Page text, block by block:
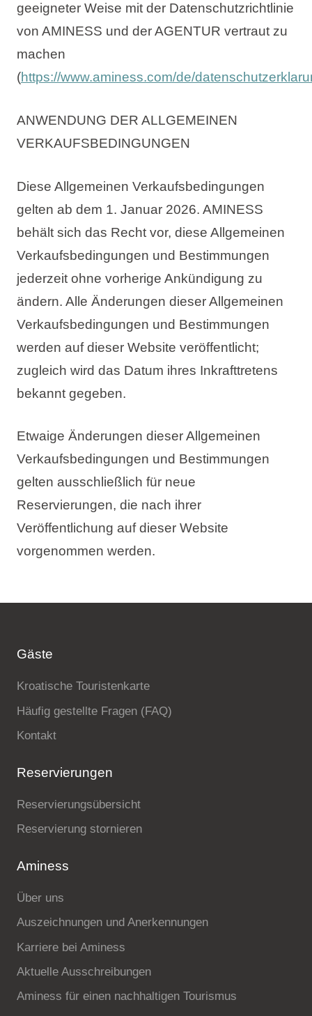
geeigneter Weise mit der Datenschutzrichtlinie
von AMINESS und der AGENTUR vertraut zu
machen
(https://www.aminess.com/de/
ANWENDUNG DER ALLGEMEINEN
VERKAUFSBEDINGUNGEN
Diese Allgemeinen Verkaufsbedingungen
gelten ab dem 1. Januar 2026. AMINESS
behält sich das Recht vor, diese Allgemeinen
Verkaufsbedingungen und Bestimmungen
jederzeit ohne vorherige Ankündigung zu
ändern. Alle Änderungen dieser Allgemeinen
Verkaufsbedingungen und Bestimmungen
werden auf dieser Website veröffentlicht;
zugleich wird das Datum ihres Inkrafttretens
bekannt gegeben.
Etwaige Änderungen dieser Allgemeinen
Verkaufsbedingungen und Bestimmungen
gelten ausschließlich für neue
Reservierungen, die nach ihrer
Veröffentlichung auf dieser Website
vorgenommen werden.
Gäste
Kroatische Touristenkarte
Häufig gestellte Fragen (FAQ)
Kontakt
Reservierungen
Reservierungsübersicht
Reservierung stornieren
Aminess
Über uns
Auszeichnungen und Anerkennungen
Karriere bei Aminess
Aktuelle Ausschreibungen
Aminess für einen nachhaltigen Tourismus